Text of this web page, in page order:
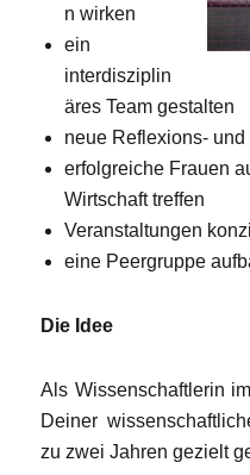
n wirken
ein
interdisziplin
äres Team gestalten
neue Reflexions-
erfolgreiche Frauen
Wirtschaft treffen
Veranstaltungen
eine Peergruppe
Die Idee
Als Wissenschaftlerin
Deiner
zu zwei Jahren gezielt